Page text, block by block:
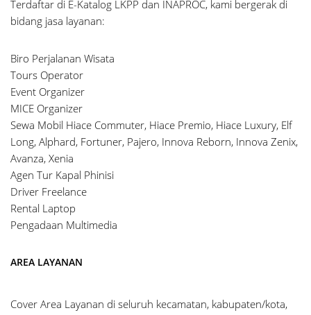
Terdaftar di E-Katalog LKPP dan INAPROC, kami bergerak di
bidang jasa layanan:
Biro Perjalanan Wisata
Tours Operator
Event Organizer
MICE Organizer
Sewa Mobil Hiace Commuter, Hiace Premio, Hiace Luxury, Elf
Long, Alphard, Fortuner, Pajero, Innova Reborn, Innova Zenix,
Avanza, Xenia
Agen Tur Kapal Phinisi
Driver Freelance
Rental Laptop
Pengadaan Multimedia
AREA LAYANAN
Cover Area Layanan di seluruh kecamatan, kabupaten/kota,